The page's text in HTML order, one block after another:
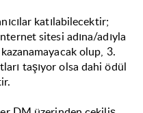
katılabilecektir;
sitesi adına/adıyla
olup, 3.
taşıyor olsa dahi ödül